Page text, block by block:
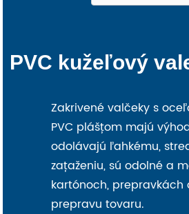
PVC kužeľový
Zakrivené valčeky s
PVC plášťom majú
odolávajú ľahkému,
zaťaženiu, sú odolné a
kartónoch, prepravkách
prepravu tovaru.